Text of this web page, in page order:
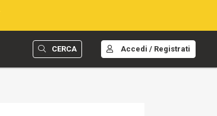
CERCA Accedi / Registrati